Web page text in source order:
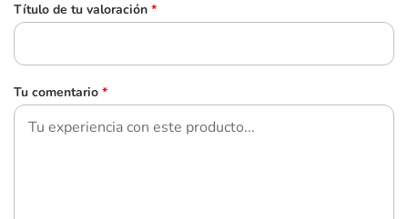
Título de tu valoración *
Tu comentario *